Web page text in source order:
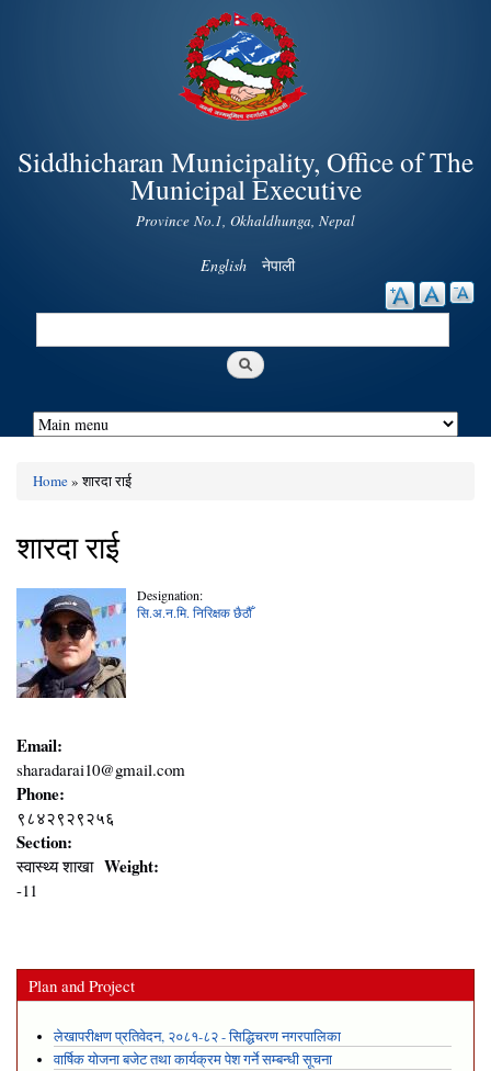
Skip to
main
content
Siddhicharan Municipality, Office of The
Municipal Executive
Province No.1, Okhaldhunga, Nepal
English नेपाली
Search
Home» शारदा राई
शारदा राई
Designation:
सि.अ.न.मि. निरिक्षक छैठौँ
Email:
sharadarai10@gmail.com
Phone:
९८४२९२९२५६
Section:
स्वास्थ्य शाखा Weight:
-11
Plan and Project
लेखापरीक्षण प्रतिवेदन, २०८१-८२ - सिद्धिचरण नगरपालिका
वार्षिक योजना बजेट तथा कार्यक्रम पेश गर्ने सम्बन्धी सूचना